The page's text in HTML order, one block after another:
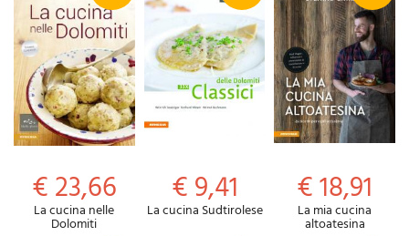
€ 23,66
La cucina nelle
Dolomiti
€ 9,41
La cucina Sudtirolese
€ 18,91
La mia cucina
altoatesina